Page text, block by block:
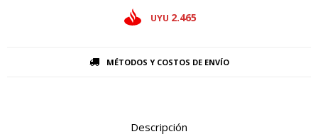
UYU 2.465
MÉTODOS Y COSTOS DE ENVÍO
Descripción